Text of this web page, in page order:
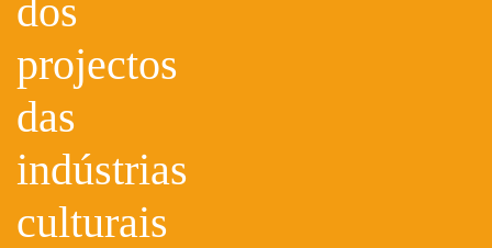
dos
projectos
das
indústrias
culturais